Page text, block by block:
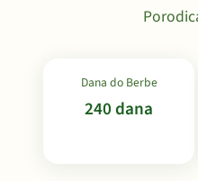
Dana do Berbe
240 dana